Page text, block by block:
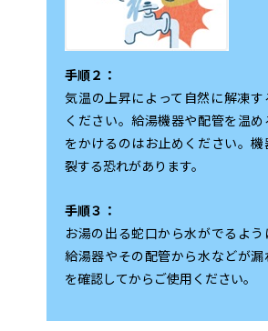
手順２：
気温の上昇によって自然に解凍す
ください。給湯機器や配管を温
をかけるのはお止めください。
裂する恐れがあります。
手順３：
お湯の出る蛇口から水がでるよう
給湯器やその配管から水などが
を確認してからご使用ください。